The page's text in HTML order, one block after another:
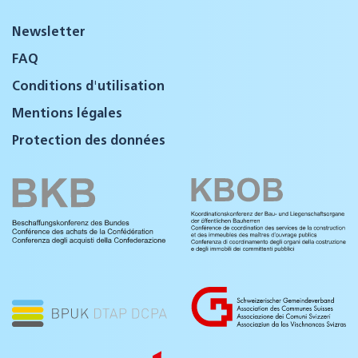
Newsletter
FAQ
Conditions d'utilisation
Mentions légales
Protection des données